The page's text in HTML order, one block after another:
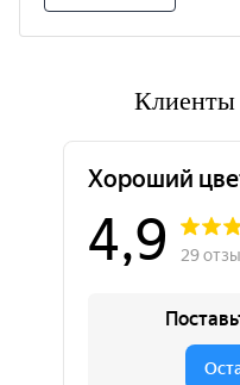
Клиенты